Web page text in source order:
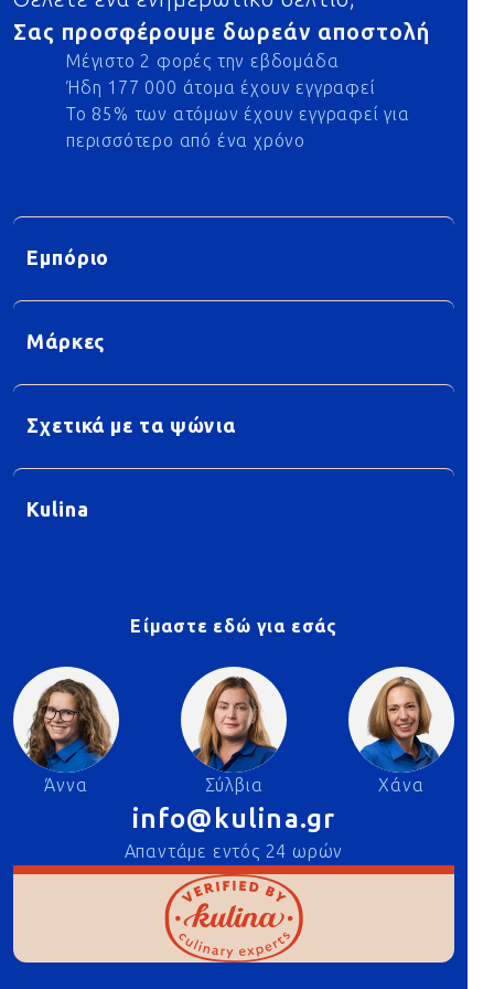
Σας προσφέρουμε δωρεάν αποστολή
Μέγιστο 2 φορές την εβδομάδα
Ήδη 177 000 άτομα έχουν εγγραφεί
Το 85% των ατόμων έχουν εγγραφεί για
περισσότερο από ένα χρόνο
Εμπόριο
Μάρκες
Σχετικά με τα ψώνια
Kulina
Είμαστε εδώ για εσάς
Άννα Σύλβια Χάνα
info@kulina.gr
Απαντάμε εντός 24 ωρών